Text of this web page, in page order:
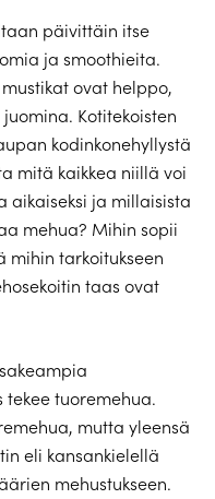
päivittäin itse
ja smoothieita.
ovat helppo,
Kotitekoisten
kodinkonehyllystä
mitä kaikkea niillä voi
aikaiseksi ja millaisista
mehua? Mihin sopii
mihin tarkoitukseen
taas ovat
tuoremehua.
mutta yleensä
eli kansankielellä
mehustukseen.